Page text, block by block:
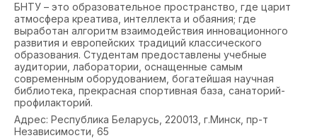
БНТУ – это образовательное пространство, где царит
атмосфера креатива, интеллекта и обаяния; где
выработан алгоритм взаимодействия инновационного
развития и европейских традиций классического
образования. Студентам предоставлены учебные
аудитории, лаборатории, оснащенные самым
современным оборудованием, богатейшая научная
библиотека, прекрасная спортивная база, санаторий-
профилакторий.
Адрес: Республика Беларусь, 220013, г.Минск, пр-т
Независимости, 65